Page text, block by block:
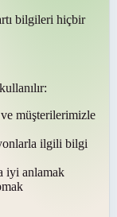
bilgileri hiçbir
müşterilerimizle
ilgili bilgi
iyi anlamak